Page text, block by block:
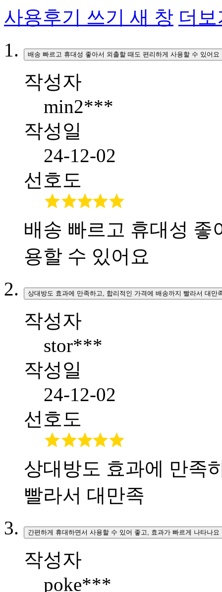
사용후기 쓰기 새 창 더보
배송 빠르고 휴대성 좋아서 외출할 때도 편리하게 사용할 수 있어요
작성자
min2***
작성일
24-12-02
선호도
배송 빠르고 휴대성 좋
용할 수 있어요
상대방도 효과에 만족하고, 합리적인 가격에 배송까지 빨라서 대만
작성자
stor***
작성일
24-12-02
선호도
상대방도 효과에 만족
빨라서 대만족
간편하게 휴대하면서 사용할 수 있어 좋고, 효과가 빠르게 나타나요
작성자
poke***